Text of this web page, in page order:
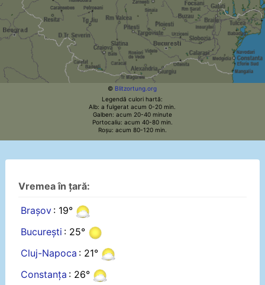
© Blitzortung.org
Legendă culori hartă:
Alb: a fulgerat acum 0-20 min.
Galben: acum 20-40 minute
Portocaliu: acum 40-80 min.
Roșu: acum 80-120 min.
Vremea în țară:
Brașov : 19°
București : 25°
Cluj-Napoca : 21°
Constanța : 26°